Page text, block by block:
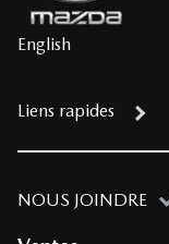
English
Liens rapides
NOUS JOINDRE